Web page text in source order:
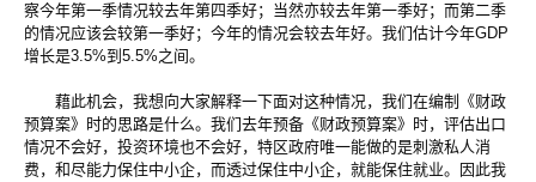
察今年第一季情况较去年第四季好；当然亦较去年第一季好；而第二季
的情况应该会较第一季好；今年的情况会较去年好。我们估计今年GDP
增长是3.5%到5.5%之间。
藉此机会，我想向大家解释一下面对这种情况，我们在编制《财政
预算案》时的思路是什么。我们去年预备《财政预算案》时，评估出口
情况不会好，投资环境也不会好，特区政府唯一能做的是刺激私人消
费，和尽能力保住中小企，而透过保住中小企，就能保住就业。因此我